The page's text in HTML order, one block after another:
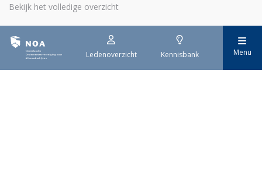
Ledenoverzicht Kennisbank Menu
Bekijk het volledige overzicht